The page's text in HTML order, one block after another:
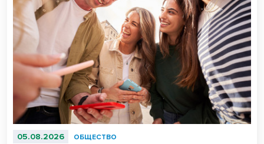
05.08.2026 ОБЩЕСТВО